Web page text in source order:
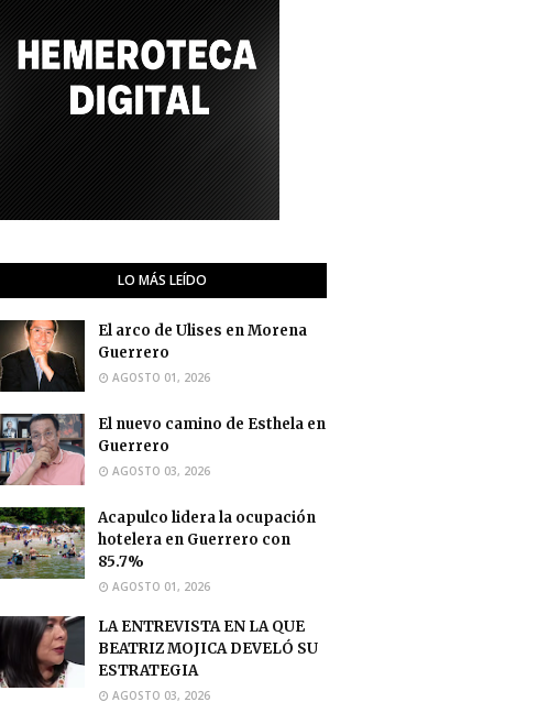
LO MÁS LEÍDO
El arco de Ulises en Morena
Guerrero
AGOSTO 01, 2026
El nuevo camino de Esthela en
Guerrero
AGOSTO 03, 2026
Acapulco lidera la ocupación
hotelera en Guerrero con
85.7%
AGOSTO 01, 2026
LA ENTREVISTA EN LA QUE
BEATRIZ MOJICA DEVELÓ SU
ESTRATEGIA
AGOSTO 03, 2026